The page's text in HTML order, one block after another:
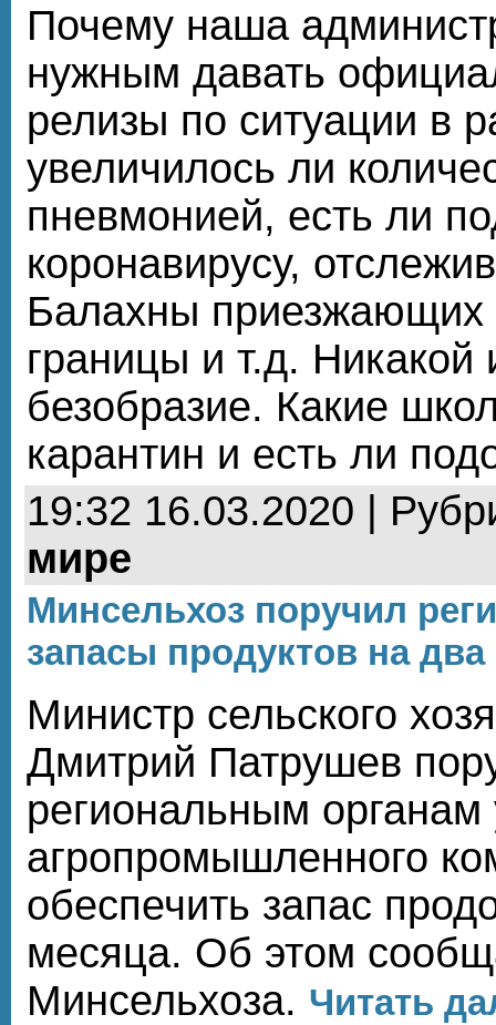
Почему наша
нужным давать
релизы по ситуации в
увеличилось ли
пневмонией, есть ли
коронавирусу,
Балахны приезжающих
границы и т.д.
безобразие. Какие
карантин и есть ли
19:32 16.03.2020 |
мире
Минсельхоз поручил
запасы продуктов на
Министр сельского
Дмитрий Патрушев
региональным органам
агропромышленного
обеспечить запас
месяца. Об этом
Минсельхоза. Читать